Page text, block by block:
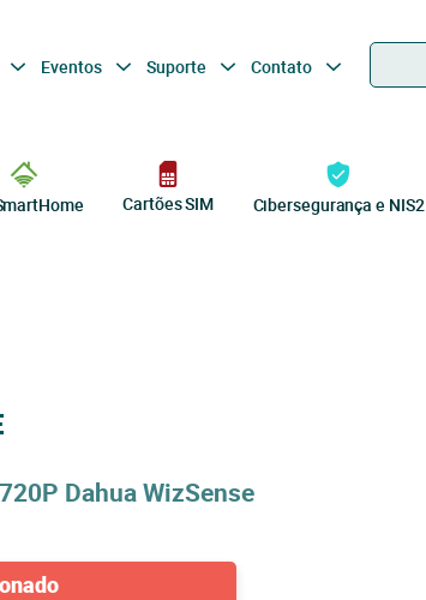
Eventos Suporte Contato
Cartões SIM Cibersegurança e NIS2
Dahua WizSense